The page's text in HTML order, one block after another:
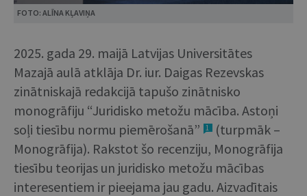
FOTO: ALĪNA KĻAVIŅA
2025. gada 29. maijā Latvijas Universitātes
Mazajā aulā atklāja Dr. iur. Daigas Rezevskas
zinātniskajā redakcijā tapušo zinātnisko
monogrāfiju “Juridisko metožu mācība. Astoņi
soļi tiesību normu piemērošanā”
1
(turpmāk –
Monogrāfija). Rakstot šo recenziju, Monogrāfija
tiesību teorijas un juridisko metožu mācības
interesentiem ir pieejama jau gadu. Aizvadītais